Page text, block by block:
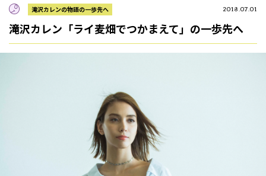
滝沢カレンの物語の一歩先へ 2018.07.01
滝沢カレン「ライ麦畑でつかまえて」の一歩先へ